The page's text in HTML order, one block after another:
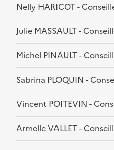
Nelly HARICOT -
Julie MASSAULT -
Michel PINAULT -
Sabrina PLOQUIN -
Vincent POITEVIN -
Armelle VALLET -